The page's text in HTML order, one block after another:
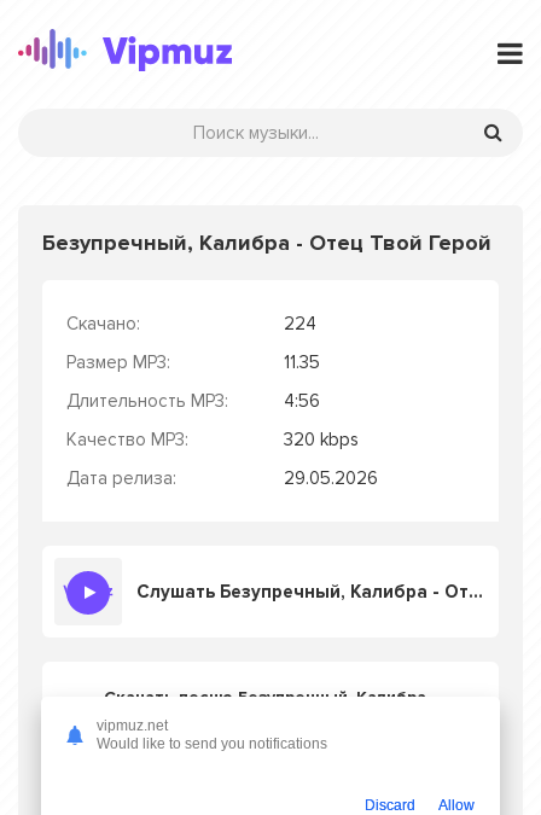
Безупречный, Калибра - Отец Твой Герой
Скачано:
224
Размер MP3:
11.35
Длительность MP3:
4:56
Качество MP3:
320 kbps
Дата релиза:
29.05.2026
Слушать Безупречный, Калибра - Отец Твой Герой
Скачать песню Безупречный, Калибра -
Отец Твой Герой
онлайн бесплатно
vipmuz.net
Would like to send you notifications
Discard Allow